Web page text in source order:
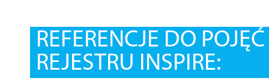
REFERENCJE DO
REJESTRU INSPIRE: